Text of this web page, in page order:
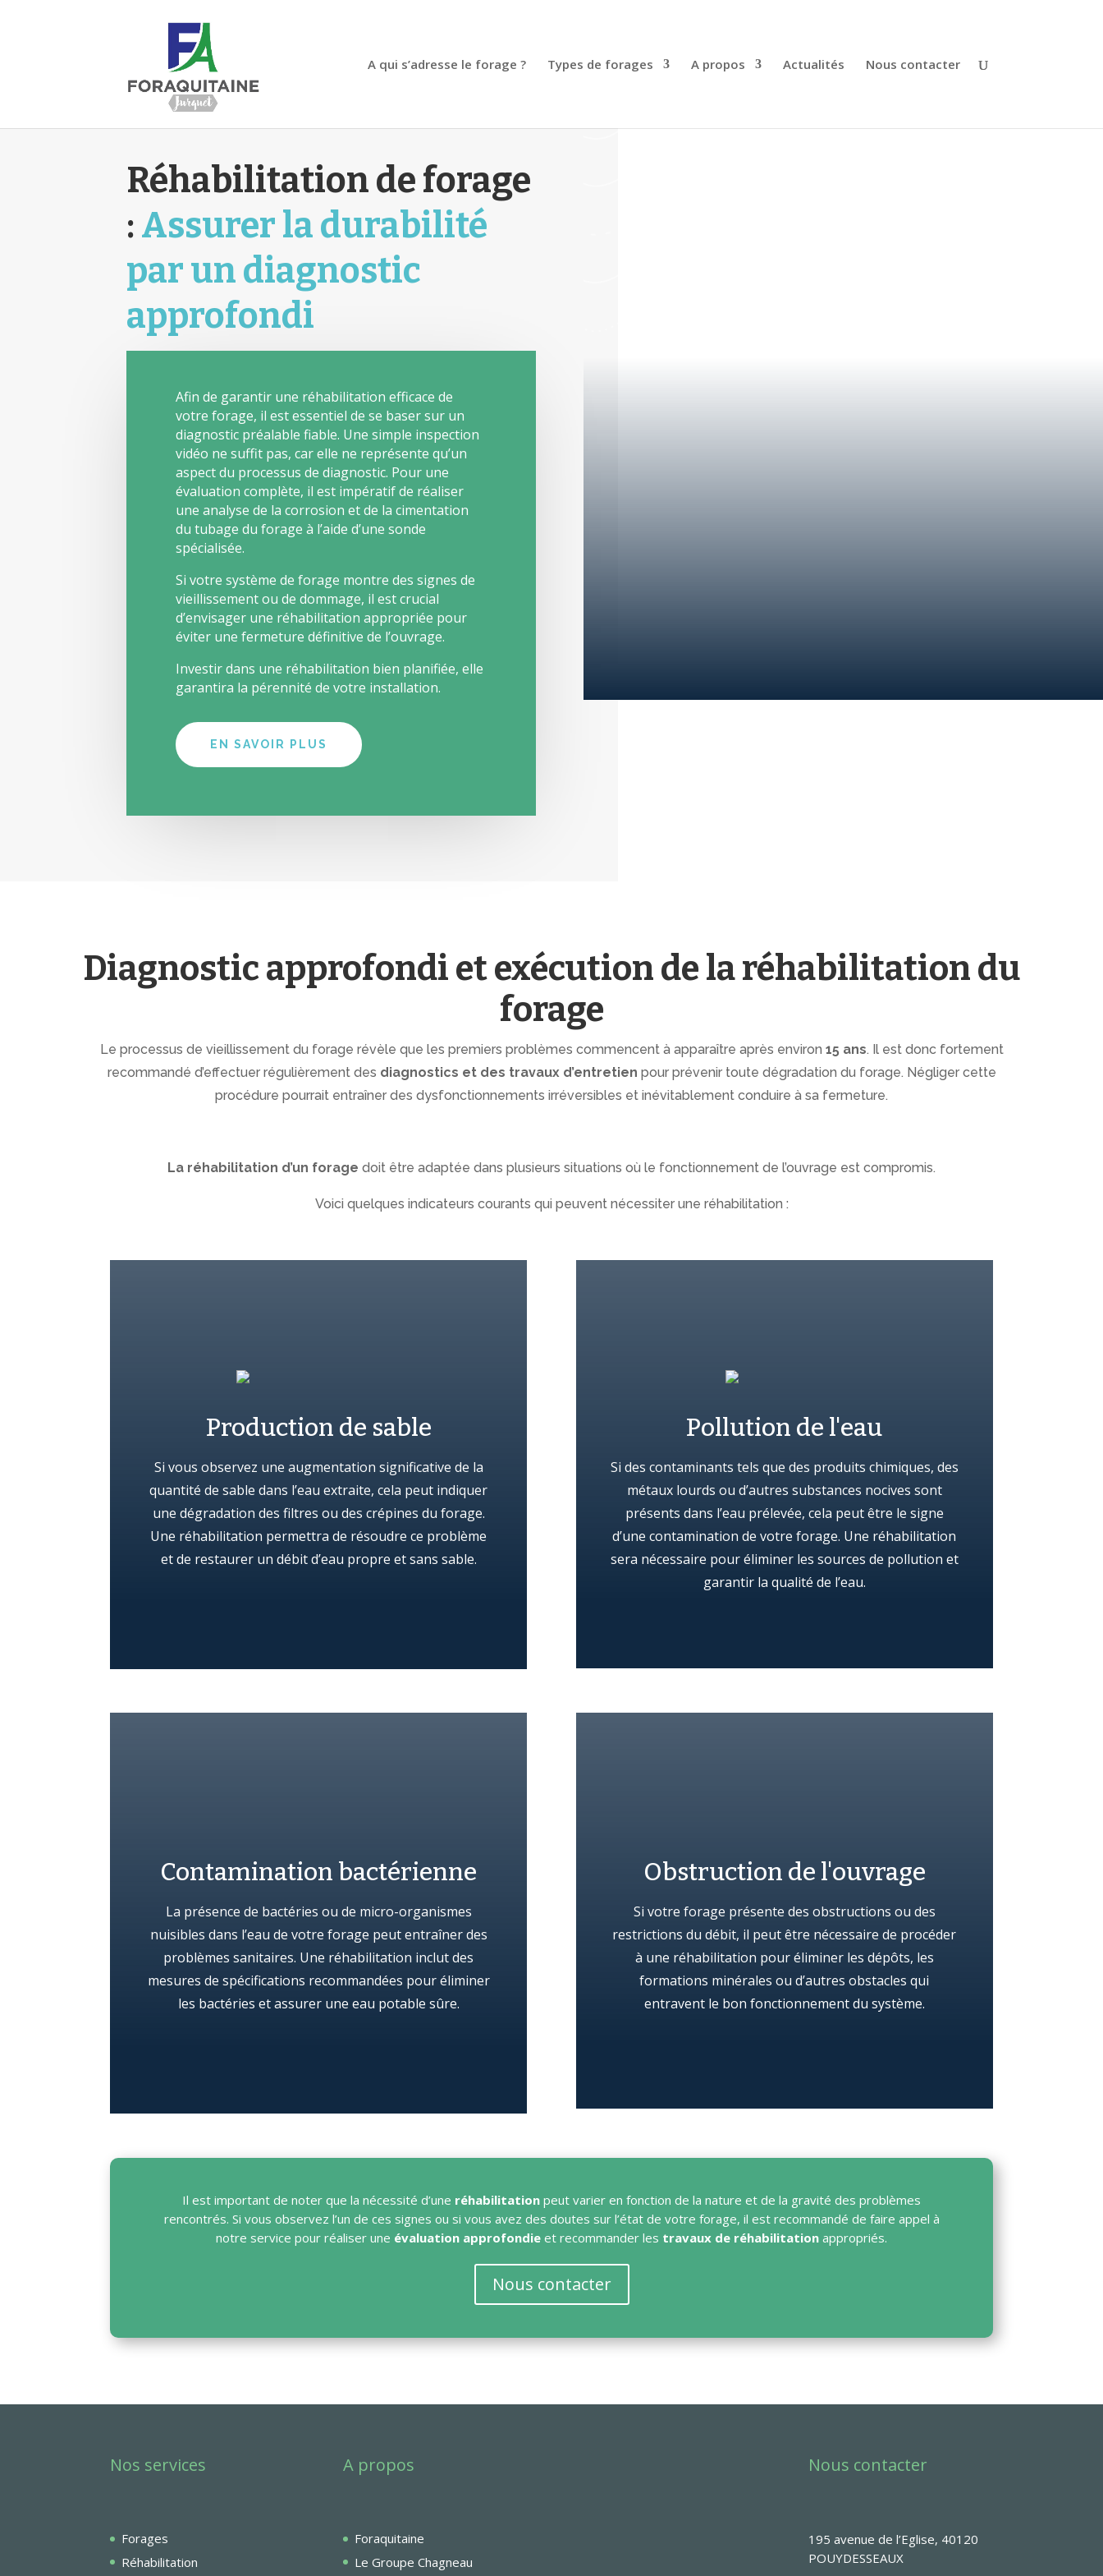
A qui s’adresse le forage ? Types de forages A propos Actualités Nous contacter
Réhabilitation de forage
:Assurer la durabilité
par un diagnostic
approfondi
Afin de garantir une réhabilitation efficace de
votre forage, il est essentiel de se baser sur un
diagnostic préalable fiable. Une simple inspection
vidéo ne suffit pas, car elle ne représente qu’un
aspect du processus de diagnostic. Pour une
évaluation complète, il est impératif de réaliser
une analyse de la corrosion et de la cimentation
du tubage du forage à l’aide d’une sonde
spécialisée.
Si votre système de forage montre des signes de
vieillissement ou de dommage, il est crucial
d’envisager une réhabilitation appropriée pour
éviter une fermeture définitive de l’ouvrage.
Investir dans une réhabilitation bien planifiée, elle
garantira la pérennité de votre installation.
EN SAVOIR PLUS
Diagnostic approfondi et exécution de la réhabilitation du
forage
Le processus de vieillissement du forage révèle que les premiers problèmes commencent à apparaître après environ 15 ans. Il est donc fortement
recommandé d’effectuer régulièrement des diagnostics et des travaux d’entretien pour prévenir toute dégradation du forage. Négliger cette
procédure pourrait entraîner des dysfonctionnements irréversibles et inévitablement conduire à sa fermeture.
La réhabilitation d’un forage doit être adaptée dans plusieurs situations où le fonctionnement de l’ouvrage est compromis.
Voici quelques indicateurs courants qui peuvent nécessiter une réhabilitation :
Production de sable
Si vous observez une augmentation significative de la
quantité de sable dans l’eau extraite, cela peut indiquer
une dégradation des filtres ou des crépines du forage.
Une réhabilitation permettra de résoudre ce problème
et de restaurer un débit d’eau propre et sans sable.
Pollution de l'eau
Si des contaminants tels que des produits chimiques, des
métaux lourds ou d’autres substances nocives sont
présents dans l’eau prélevée, cela peut être le signe
d’une contamination de votre forage. Une réhabilitation
sera nécessaire pour éliminer les sources de pollution et
garantir la qualité de l’eau.
Contamination bactérienne
La présence de bactéries ou de micro-organismes
nuisibles dans l’eau de votre forage peut entraîner des
problèmes sanitaires. Une réhabilitation inclut des
mesures de spécifications recommandées pour éliminer
les bactéries et assurer une eau potable sûre.
Obstruction de l'ouvrage
Si votre forage présente des obstructions ou des
restrictions du débit, il peut être nécessaire de procéder
à une réhabilitation pour éliminer les dépôts, les
formations minérales ou d’autres obstacles qui
entravent le bon fonctionnement du système.
Il est important de noter que la nécessité d’une réhabilitation peut varier en fonction de la nature et de la gravité des problèmes
rencontrés. Si vous observez l’un de ces signes ou si vous avez des doutes sur l’état de votre forage, il est recommandé de faire appel à
notre service pour réaliser une évaluation approfondie et recommander les travaux de réhabilitation appropriés.
Nous contacter
Nos services
Forages
Réhabilitation
A propos
Foraquitaine
Le Groupe Chagneau
Nous contacter
195 avenue de l’Eglise, 40120
POUYDESSEAUX